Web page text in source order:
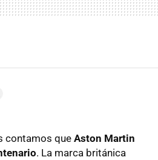
contamos que Aston Martin
. La marca británica